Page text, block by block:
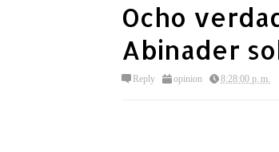
Ocho
Abinader
Reply opinion 8:28:00 p. m.